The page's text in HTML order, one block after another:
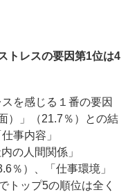
トレスの要因第1位は4
を感じる１番の要因
）」（21.7％）との結
事内容」
の人間関係」
％）、「仕事環境」
トップ5の順位は全く